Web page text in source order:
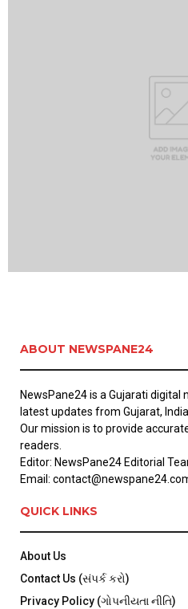
ABOUT NEWSPANE24
NewsPane24 is a Gujarati
latest updates from Gujarat,
Our mission is to provide
readers.
Editor: NewsPane24 Editorial
Email:
QUICK LINKS
About Us
Contact Us (સંપર્ક કરો)
Privacy Policy (ગોપનીયતા નીતિ)